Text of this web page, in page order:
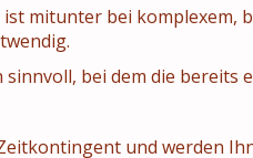
mitunter bei
bei dem die
und werden